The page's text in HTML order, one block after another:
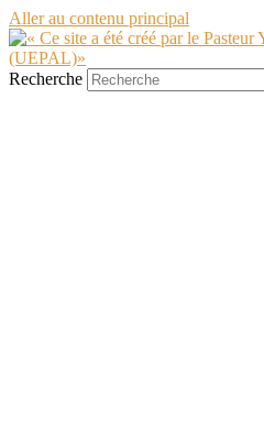
Aller au contenu principal
Recherche